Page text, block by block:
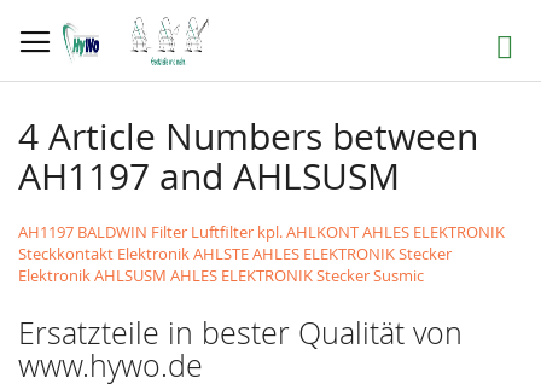
zum
Inhalt
Suche
4 Article Numbers between
AH1197 and AHLSUSM
AH1197 BALDWIN Filter Luftfilter kpl.AHLKONT AHLES ELEKTRONIK
Steckkontakt ElektronikAHLSTE AHLES ELEKTRONIK Stecker
ElektronikAHLSUSM AHLES ELEKTRONIK Stecker Susmic
Ersatzteile in bester Qualität von
www.hywo.de